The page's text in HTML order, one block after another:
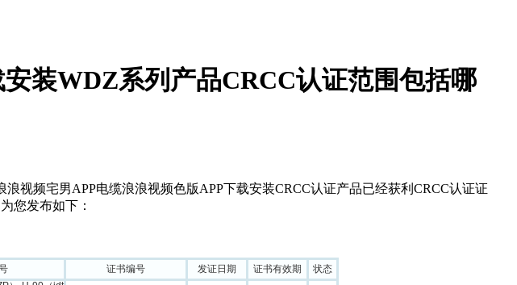
装WDZ系列产品CRCC认证范围包括哪
视频宅男APP电缆浪浪视频色版APP下载安装CRCC认证产品已经获利CRCC认证证
发布如下：
证书编号 发证日期 证书有效期 状态